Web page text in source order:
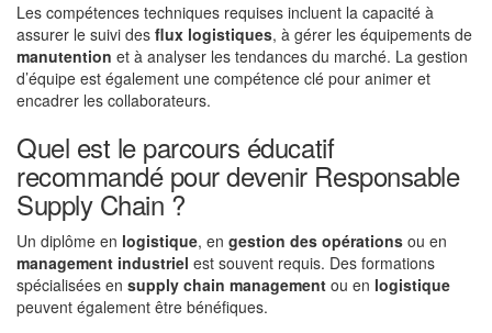
Les compétences techniques requises incluent la capacité à
assurer le suivi des flux logistiques, à gérer les équipements de
manutention et à analyser les tendances du marché. La gestion
d’équipe est également une compétence clé pour animer et
encadrer les collaborateurs.
Quel est le parcours éducatif
recommandé pour devenir Responsable
Supply Chain ?
Un diplôme en logistique, en gestion des opérations ou en
management industriel est souvent requis. Des formations
spécialisées en supply chain management ou en logistique
peuvent également être bénéfiques.